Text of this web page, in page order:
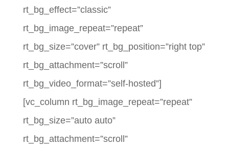
rt_bg_effect=”classic”
rt_bg_image_repeat=”repeat”
rt_bg_size=”cover” rt_bg_position=”right top”
rt_bg_attachment=”scroll”
rt_bg_video_format=”self-hosted”]
[vc_column rt_bg_image_repeat=”repeat”
rt_bg_size=”auto auto”
rt_bg_attachment=”scroll”